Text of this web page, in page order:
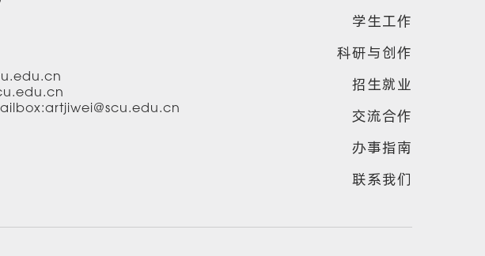
学生工作
科研与创作
招生就业
交流合作
办事指南
联系我们